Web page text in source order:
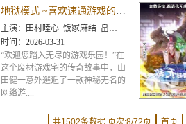
地狱模式 ~喜欢速通游戏的玩家在废设定异世界无双~
主演：
田村睦心 饭冢麻结 畠中祐 千本木彩花 石川英郎 大原沙耶香 小市真琴 杉田智和 千叶翔也 三宅麻理
时间： 2026-03-31
“欢迎您踏入无尽的游戏乐园！”在
这个废材游戏宅的传奇故事中，山
田健一意外邂逅了一款神秘无名的
网络游....
共1502条数据 页次:8/72页 首页